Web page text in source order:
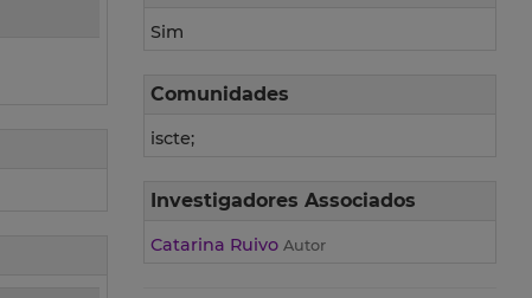
Sim
Comunidades
iscte;
Investigadores Associados
Catarina Ruivo Autor